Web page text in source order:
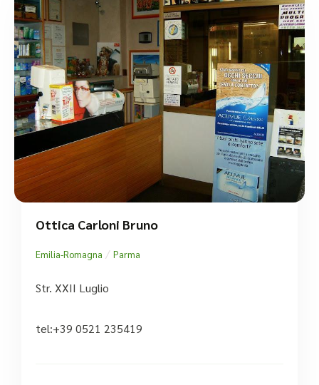
Ottica Carloni Bruno
Emilia-Romagna / Parma
Str. XXII Luglio
tel:+39 0521 235419